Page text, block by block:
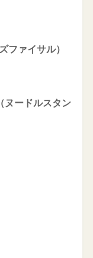
ファイサル）
ードルスタン